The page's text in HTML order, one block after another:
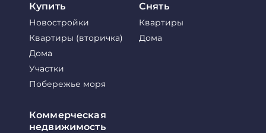
Купить
Новостройки
Квартиры (вторичка)
Дома
Участки
Побережье моря
Снять
Квартиры
Дома
Коммерческая
недвижимость